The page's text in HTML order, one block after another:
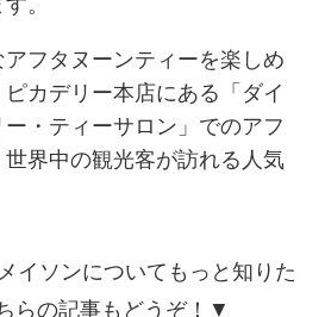
。
フタヌーンティーを楽しめ
カデリー本店にある「ダイ
・ティーサロン」でのアフ
界中の観光客が訪れる人気
イソンについてもっと知りた
らの記事もどうぞ！▼